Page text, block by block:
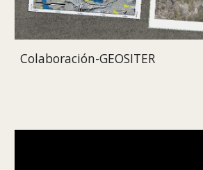
Colaboración-GEOSITER